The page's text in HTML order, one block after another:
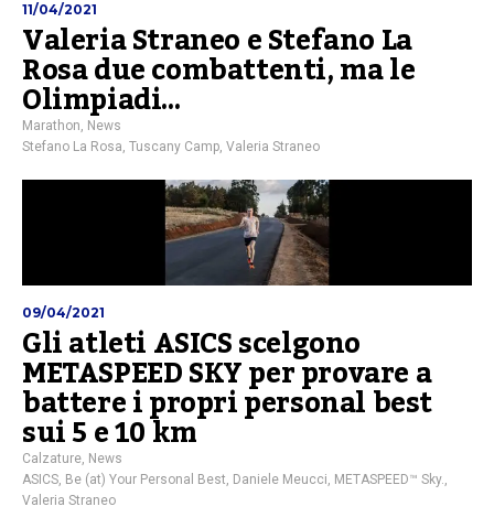
11/04/2021
Valeria Straneo e Stefano La
Rosa due combattenti, ma le
Olimpiadi…
Marathon, News
Stefano La Rosa, Tuscany Camp, Valeria Straneo
09/04/2021
Gli atleti ASICS scelgono
METASPEED SKY per provare a
battere i propri personal best
sui 5 e 10 km
Calzature, News
ASICS, Be (at) Your Personal Best, Daniele Meucci, METASPEED™ Sky.,
Valeria Straneo